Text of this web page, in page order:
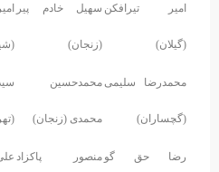
امیر تیرافکن
(گیلان)
سهیل خادم پیر
(زنجان)
محمدرضا سلیمی
(گچساران)
محمدحسین
محمدی (زنجان)
رضا حق گو منصور پاکزاد